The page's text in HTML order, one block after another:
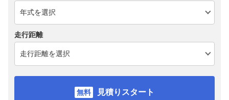
走行距離
見積りスタート